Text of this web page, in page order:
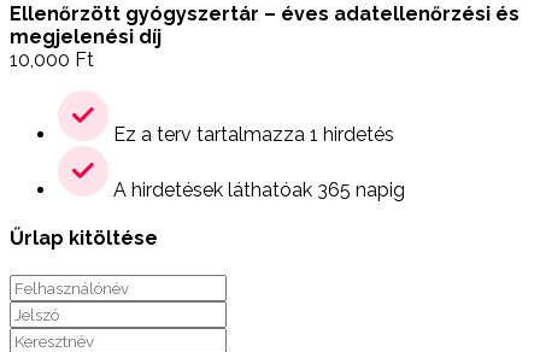
Ellenőrzött gyógyszertár – éves adatellenőrzési és
megjelenési díj
10,000 Ft
Ez a terv tartalmazza 1 hirdetés
A hirdetések láthatóak 365 napig
Űrlap kitöltése